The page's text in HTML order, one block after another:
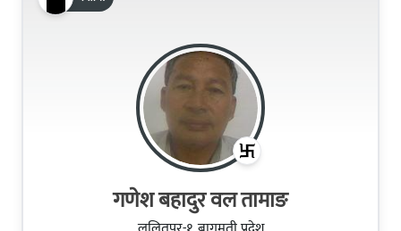
गणेश बहादुर वल तामाङ